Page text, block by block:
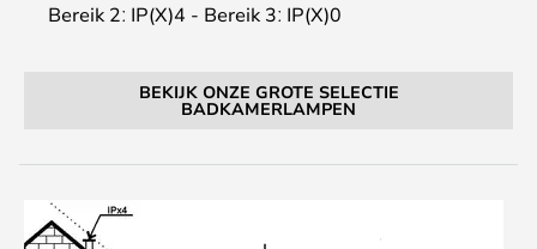
Bereik 2ː IP(X)4 - Bereik 3ː IP(X)0
BEKIJK ONZE GROTE SELECTIE
BADKAMERLAMPEN